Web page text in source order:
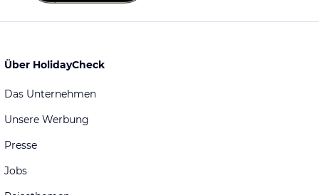
Über HolidayCheck
Das Unternehmen
Unsere Werbung
Presse
Jobs